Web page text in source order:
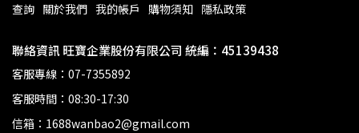
查詢 關於我們 我的帳戶 購物須知 隱私政策
聯絡資訊 旺寶企業股份有限公司 統編：45139438
客服專線：07-7355892
客服時間：08:30-17:30
信箱：1688wanbao2@gmail.com